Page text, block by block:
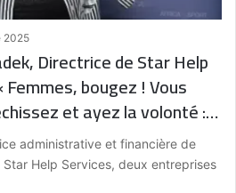
2025
Directrice de Star Help
bougez ! Vous
et ayez la volonté :
opportunités. Il faut que
son mari. »
administrative et financière de
Help Services, deux entreprises